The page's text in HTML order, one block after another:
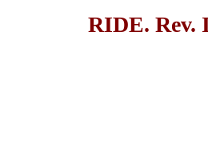
RIDE. Rev.